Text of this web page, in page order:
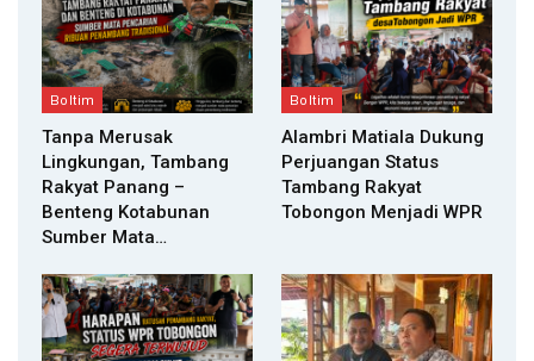
Boltim
Tanpa Merusak
Lingkungan, Tambang
Rakyat Panang –
Benteng Kotabunan
Sumber Mata…
Boltim
Alambri Matiala Dukung
Perjuangan Status
Tambang Rakyat
Tobongon Menjadi WPR